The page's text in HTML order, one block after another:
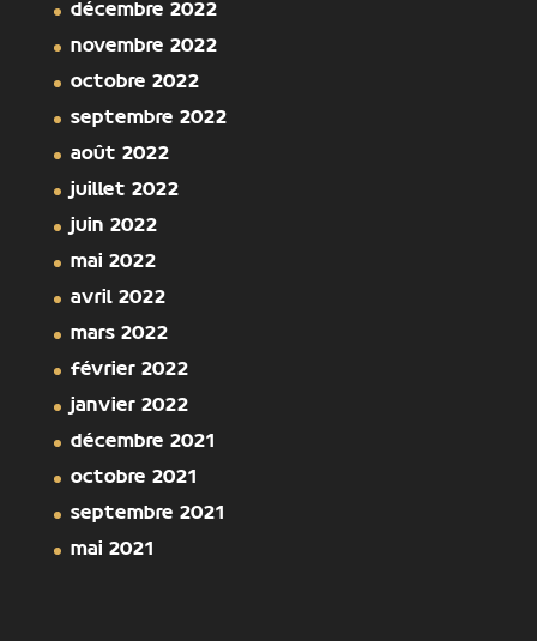
décembre 2022
novembre 2022
octobre 2022
septembre 2022
août 2022
juillet 2022
juin 2022
mai 2022
avril 2022
mars 2022
février 2022
janvier 2022
décembre 2021
octobre 2021
septembre 2021
mai 2021